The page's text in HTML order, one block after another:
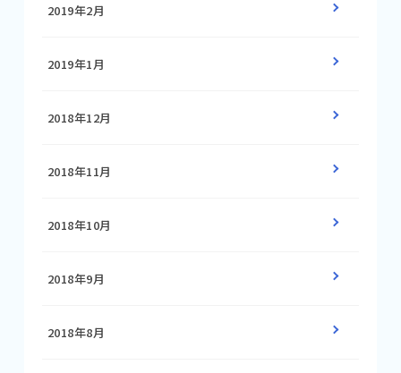
2019年2月
2019年1月
2018年12月
2018年11月
2018年10月
2018年9月
2018年8月